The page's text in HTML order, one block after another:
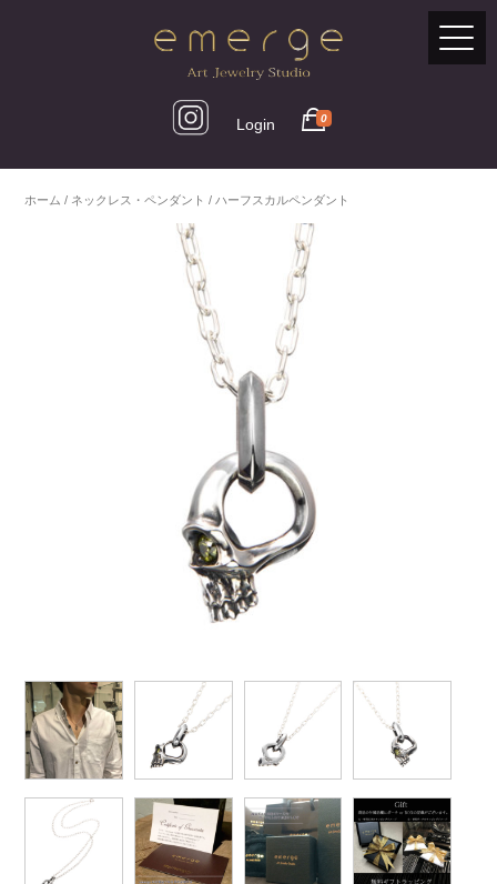
Login 0
ホーム / ネックレス・ペンダント / ハーフスカルペンダント